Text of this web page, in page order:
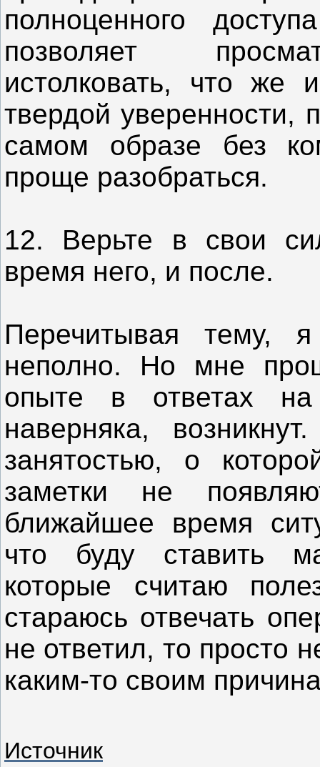
полноценного
позволяет
истолковать, что же
твердой уверенности,
самом образе без
проще разобраться.
12. Верьте в свои
время него, и после.
Перечитывая тему,
неполно. Но мне
опыте в ответах
наверняка,
занятостью, о
заметки не
ближайшее время
что буду ставить
которые считаю
стараюсь отвечать
не ответил, то просто
каким-то своим
Источник